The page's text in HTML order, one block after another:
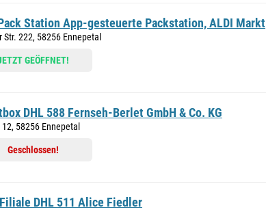
Station App-gesteuerte Packstation, ALDI Markt
Str. 222, 58256 Ennepetal
GEÖFFNET!
DHL 588 Fernseh-Berlet GmbH & Co. KG
12, 58256 Ennepetal
Geschlossen!
DHL 511 Alice Fiedler